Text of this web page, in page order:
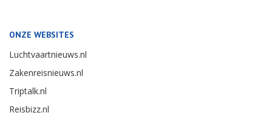
ONZE WEBSITES
Luchtvaartnieuws.nl
Zakenreisnieuws.nl
Triptalk.nl
Reisbizz.nl